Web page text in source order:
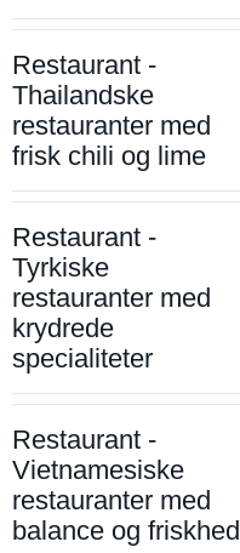
Restaurant -
Thailandske
restauranter med
frisk chili og lime
Restaurant -
Tyrkiske
restauranter med
krydrede
specialiteter
Restaurant -
Vietnamesiske
restauranter med
balance og friskhed